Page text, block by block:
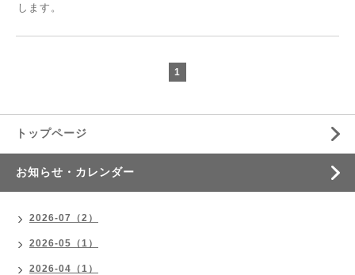
します。
1
トップページ
お知らせ・カレンダー
2026-07（2）
2026-05（1）
2026-04（1）